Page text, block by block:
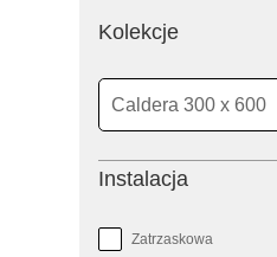
filtr
Kolekcje
Instalacja
Zatrzaskowa